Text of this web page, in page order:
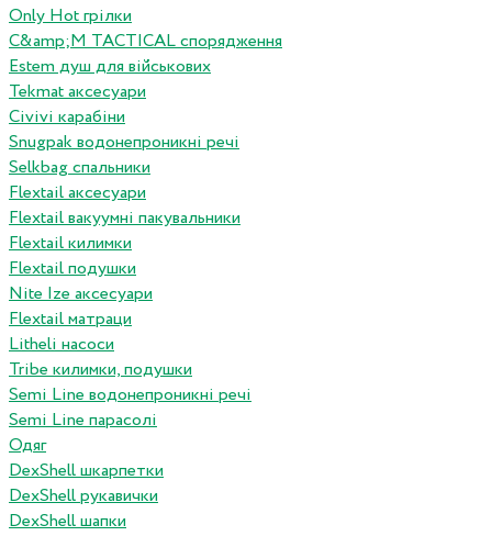
Only Hot грілки
C&amp;M TACTICAL спорядження
Estem душ для військових
Tekmat аксесуари
Сivivi карабіни
Snugpak водонепроникні речі
Selkbag спальники
Flextail аксесуари
Flextail вакуумні пакувальники
Flextail килимки
Flextail подушки
Nite Ize аксесуари
Flextail матраци
Litheli насоси
Tribe килимки, подушки
Semi Line водонепроникні речі
Semi Line парасолі
Одяг
DexShell шкарпетки
DexShell рукавички
DexShell шапки